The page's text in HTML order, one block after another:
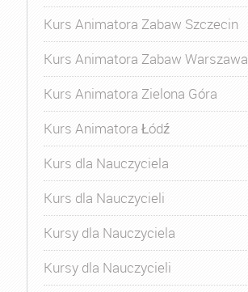
Kurs Animatora Zabaw Szczecin
Kurs Animatora Zabaw Warszawa
Kurs Animatora Zielona Góra
Kurs Animatora Łódź
Kurs dla Nauczyciela
Kurs dla Nauczycieli
Kursy dla Nauczyciela
Kursy dla Nauczycieli